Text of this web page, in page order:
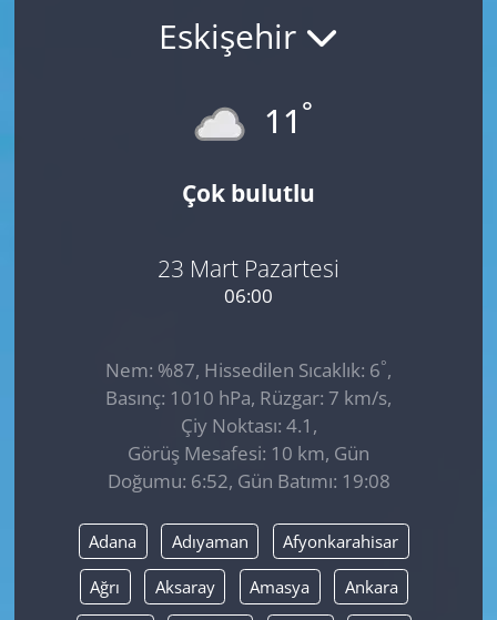
Eskişehir
11 °
Çok bulutlu
23 Mart Pazartesi
06:00
Nem: %87, Hissedilen Sıcaklık: 6°,
Basınç: 1010 hPa, Rüzgar: 7 km/s,
Çiy Noktası: 4.1,
Görüş Mesafesi: 10 km, Gün
Doğumu: 6:52, Gün Batımı: 19:08
Adana Adıyaman Afyonkarahisar
Ağrı Aksaray Amasya Ankara
KÜLTÜR SANAT
SAĞLIK
SPOR
Yerel